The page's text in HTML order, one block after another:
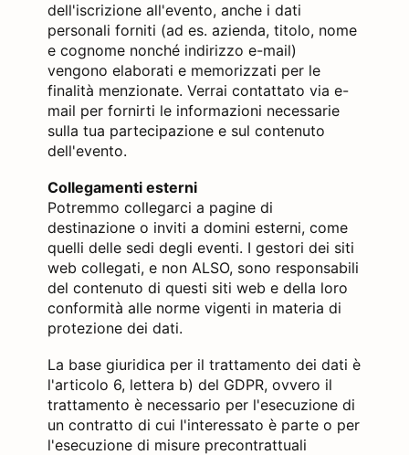
dell'iscrizione all'evento, anche i dati
personali forniti (ad es. azienda, titolo, nome
e cognome nonché indirizzo e-mail)
vengono elaborati e memorizzati per le
finalità menzionate. Verrai contattato via e-
mail per fornirti le informazioni necessarie
sulla tua partecipazione e sul contenuto
dell'evento.
Collegamenti esterni
Potremmo collegarci a pagine di
destinazione o inviti a domini esterni, come
quelli delle sedi degli eventi. I gestori dei siti
web collegati, e non ALSO, sono responsabili
del contenuto di questi siti web e della loro
conformità alle norme vigenti in materia di
protezione dei dati.
La base giuridica per il trattamento dei dati è
l'articolo 6, lettera b) del GDPR, ovvero il
trattamento è necessario per l'esecuzione di
un contratto di cui l'interessato è parte o per
l'esecuzione di misure precontrattuali